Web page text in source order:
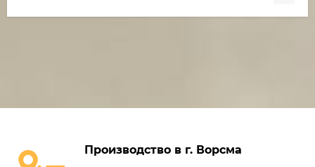
Производство в г. Ворсма